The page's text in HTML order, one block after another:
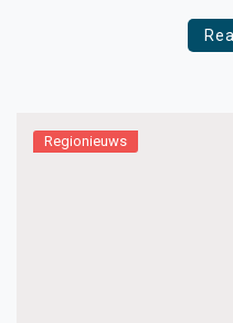
verloor en op zijn kant
kunnen gebeuren is
Regionieuws